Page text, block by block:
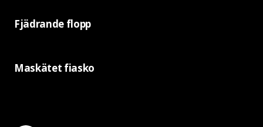
Fjädrande flopp
Maskätet fiasko